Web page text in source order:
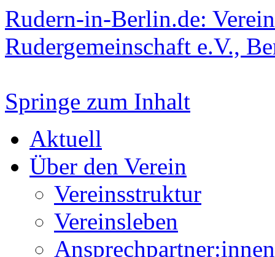
Rudern-in-Berlin.de:
Rudergemeinschaft e.V.,
Springe zum Inhalt
Aktuell
Über den Verein
Vereinsstruktur
Vereinsleben
Ansprechpartner:innen